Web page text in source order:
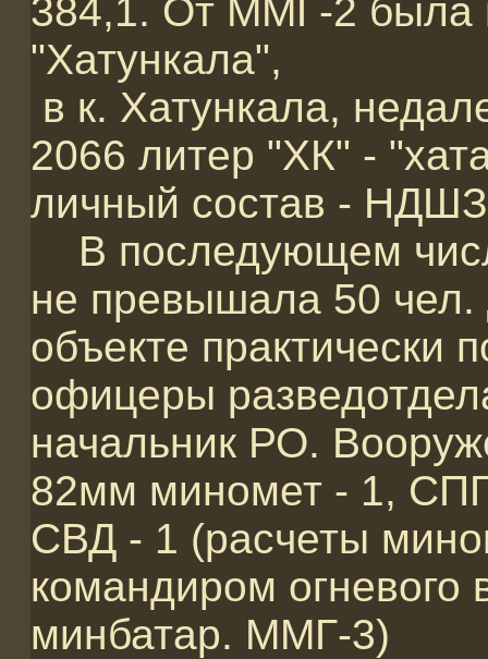
384,1. От ММГ-2 была
"Хатункала",
в к. Хатункала,
2066 литер "ХК" -
личный состав -
В последующем
не превышала 50 чел.
объекте практически
офицеры
начальник РО.
82мм миномет - 1,
СВД - 1 (расчеты
командиром
минбатар. ММГ-3)